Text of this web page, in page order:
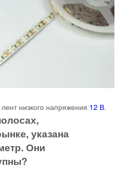
низкого напряжения 12 В.
указана
Они